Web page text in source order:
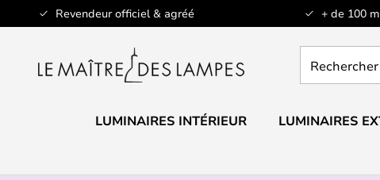
Revendeur officiel & agréé + de 100
Allez
au
un
catégorie...
LUMINAIRES INTÉRIEUR LUMINAIRES